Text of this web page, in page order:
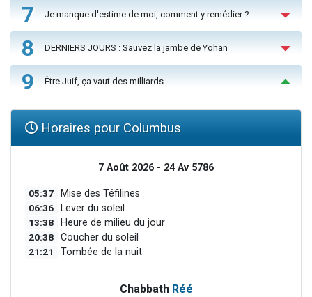
7 Je manque d'estime de moi, comment y remédier ?
8 DERNIERS JOURS : Sauvez la jambe de Yohan
9 Être Juif, ça vaut des milliards
Horaires pour Columbus
7 Août 2026 - 24 Av 5786
05:37 Mise des Téfilines
06:36 Lever du soleil
13:38 Heure de milieu du jour
20:38 Coucher du soleil
21:21 Tombée de la nuit
Chabbath Réé